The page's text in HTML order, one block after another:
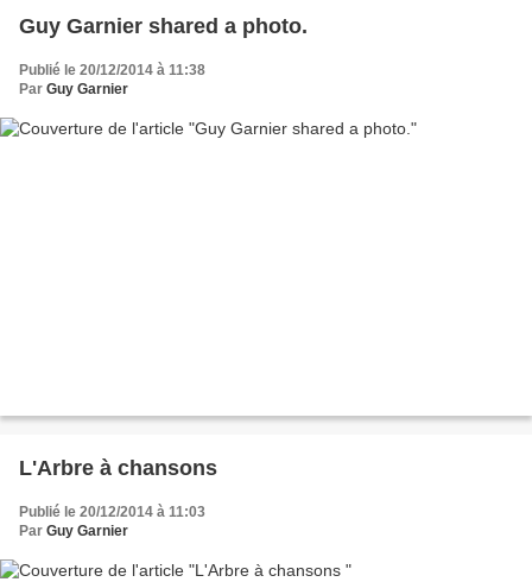
Guy Garnier shared a photo.
Publié le 20/12/2014 à 11:38
Par Guy Garnier
L'Arbre à chansons
Publié le 20/12/2014 à 11:03
Par Guy Garnier